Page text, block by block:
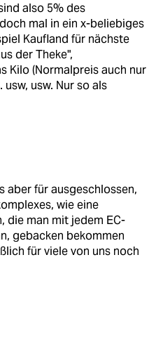
also 5% des
mal in ein x-beliebiges
Kaufland für nächste
der Theke",
Kilo (Normalpreis auch nur
usw. Nur so als
aber für ausgeschlossen,
wie eine
die man mit jedem EC-
gebacken bekommen
für viele von uns noch